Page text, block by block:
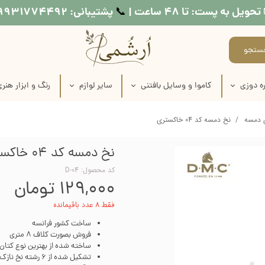
دوزی
دوزی
کاموا و وسایل بافتنی
عروسک بافتنی
میل بافتنی
سایر لوازم
متر خیاطی
رنگ و ابزار
رنگ مولتی
رنگ پارچه
به پست: تا ۴۸ ساعت | 📞​​​​​​​ پشتیبانی: ۰۹۹۳۱۷۷۴۴۹۲
دمسه نخ دمسه کد 04 خاکستری
نخ دمسه کد 04 خاکستری
کد محصول: D-04
۱۲۹,۰۰۰ تومان
فقط ۸ عدد باقیمانده
ساخت کشور فرانسه
فروش بصورت کلاف 8 متری
ساخته شده از بهترین نوع کتان
تشکیل شده از 6 رشته نخ نازک